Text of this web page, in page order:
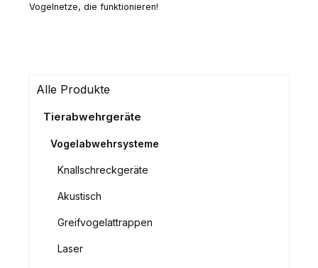
Vogelnetze, die funktionieren!
Alle Produkte
Tierabwehrgeräte
Vogelabwehrsysteme
Knallschreckgeräte
Akustisch
Greifvogelattrappen
Laser